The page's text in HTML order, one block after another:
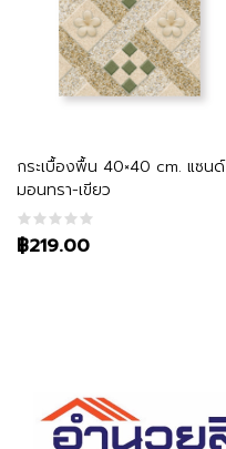
กระเบื้องพื้น 40×40 cm. แซนด์
มอนทรา-เขียว
฿219.00
หยิบใส่ตะกร้า